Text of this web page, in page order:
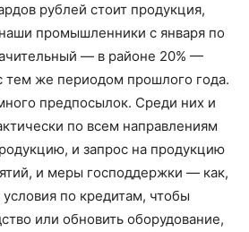
рублей стоит продукция,
промышленники с января по
— в районе 20% —
тем же периодом прошлого года.
предпосылок. Среди них и
по всем направлениям
и запрос на продукцию
и меры господдержки — как,
по кредитам, чтобы
или обновить оборудование,